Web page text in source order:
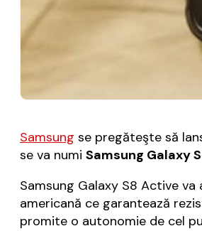
Samsung se pregăteşte să
se va numi Samsung Galaxy
Samsung Galaxy S8 Active
americană ce garantează
promite o autonomie de cel